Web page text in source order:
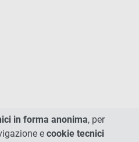
in forma anonima, per
e cookie tecnici